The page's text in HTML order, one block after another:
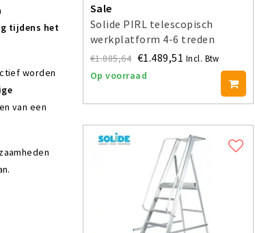
tijdens het
worden
van een
Sale
Solide PIRL telescopisch
werkplatform 4-6 treden
€1.885,64 €1.489,51 Incl. Btw
Op voorraad